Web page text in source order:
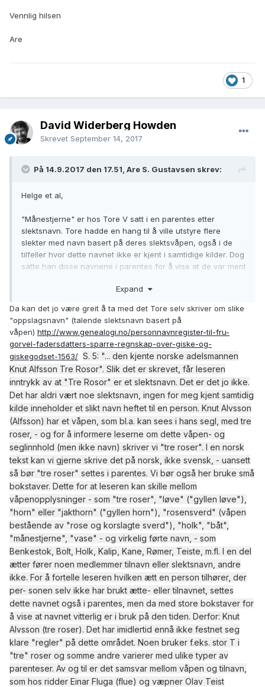
Vennlig hilsen
Are
1
David Widerberg Howden
Skrevet September 14, 2017
På 14.9.2017 den 17.51, Are S. Gustavsen skrev:
Helge et al,
"Månestjerne" er hos Tore V satt i en parentes etter
slektsnavn. Tore hadde en hang til å ville utstyre flere
slekter med navn basert på deres slektsvåpen, også i de
tilfeller hvor dette navnet ikke er kjent i samtidige kilder. Dog
satte han disse navnene i parentes for å vise at de var ment
dette har vært en uheldig praksis, idet navn satt i parentes
dermed ryker også alle nødvendige forbehold.
Til dette med Henrik Friis sitt patronym. Dette er basert på
en tolkning i omskriften av hans segl. I farten husker jeg
ikke om dette i sin tid ble gjort av Tore V selv, av Geirr
Leistad eller av noen andre i miljøet. Faktum er at dette har
vært kjent i miljøet de siste 20-25 år. Mulig Tore ga
opplysninger idet han rykket ut med et svar i til et spørsmål i
NST tidlig på 1990-tallet, men det vil jeg måtte komme tilbake
til.
Leve- og virketid for Engelbrekt Staffansson (med ulike
bokstaveringer): Er første gang nevnt 1437, siste gang.1458.
Skrev seg aldri til Holleby og er aldri nevnt på Holleby. Han
var medlem av riksrådet, men ble aldri slått til ridder.
Vennlig hilsen
Are
Expand
Da kan det jo være greit å ta med det Tore selv skriver om slike
"oppslagsnavn" (talende slektsnavn basert på
våpen) http://www.genealogi.no/personnavnregister-til-fru-
gorvel-fadersdatters-sparre-regnskap-over-giske-og-
giskegodset-1563/ S. 5: "... den kjente norske adelsmannen
Knut Alfsson Tre Rosor". Slik det er skrevet, får leseren
inntrykk av at "Tre Rosor" er et slektsnavn. Det er det jo ikke.
Det har aldri vært noe slektsnavn, ingen for meg kjent samtidig
kilde inneholder et slikt navn heftet til en person. Knut Alvsson
(Alfsson) har et våpen, som bl.a. kan sees i hans segl, med tre
roser, - og for å informere leserne om dette våpen- og
seglinnhold (men ikke navn) skriver vi "tre roser". I en norsk
tekst kan vi gjerne skrive det på norsk, ikke svensk, - uansett
så bør "tre roser" settes i parentes. Vi bør også her bruke små
bokstaver. Dette for at leseren kan skille mellom
våpenopplysninger - som "tre roser", "løve" ("gyllen løve"),
"horn" eller "jakthorn" ("gyllen horn"), "rosensverd" (våpen
bestående av "rose og korslagte sverd"), "holk", "båt",
"månestjerne", "vase" - og virkelig førte navn, - som
Benkestok, Bolt, Holk, Kalip, Kane, Rømer, Teiste, m.fl. I en del
ætter fører noen medlemmer tilnavn eller slektsnavn, andre
ikke. For å fortelle leseren hvilken ætt en person tilhører, der
per- sonen selv ikke har brukt ætte- eller tilnavnet, settes
dette navnet også i parentes, men da med store bokstaver for
å vise at navnet vitterlig er i bruk på den tiden. Derfor: Knut
Alvsson (tre roser). Det har imidlertid ennå ikke festnet seg
klare "regler" på dette området. Noen bruker f.eks. stor T i
"tre" roser og somme andre varierer med ulike typer av
parenteser. Av og til er det samsvar mellom våpen og tilnavn,
som hos ridder Einar Fluga (flue) og væpner Olav Teist